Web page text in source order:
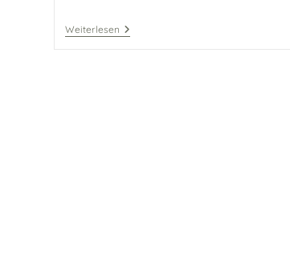
Weiterlesen